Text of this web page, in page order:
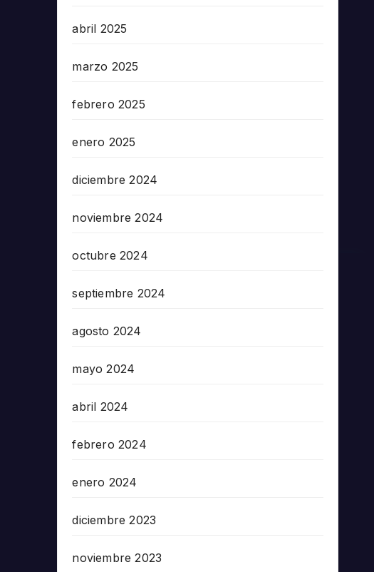
abril 2025
marzo 2025
febrero 2025
enero 2025
diciembre 2024
noviembre 2024
octubre 2024
septiembre 2024
agosto 2024
mayo 2024
abril 2024
febrero 2024
enero 2024
diciembre 2023
noviembre 2023